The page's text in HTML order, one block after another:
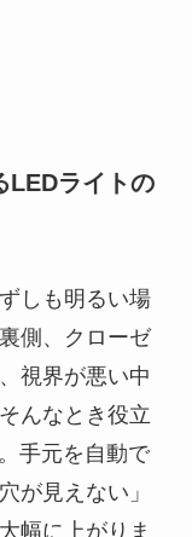
LEDライトの
しも明るい場
側、クローゼ
視界が悪い中
んなとき役立
手元を自動で
が見えない」
幅に上がりま